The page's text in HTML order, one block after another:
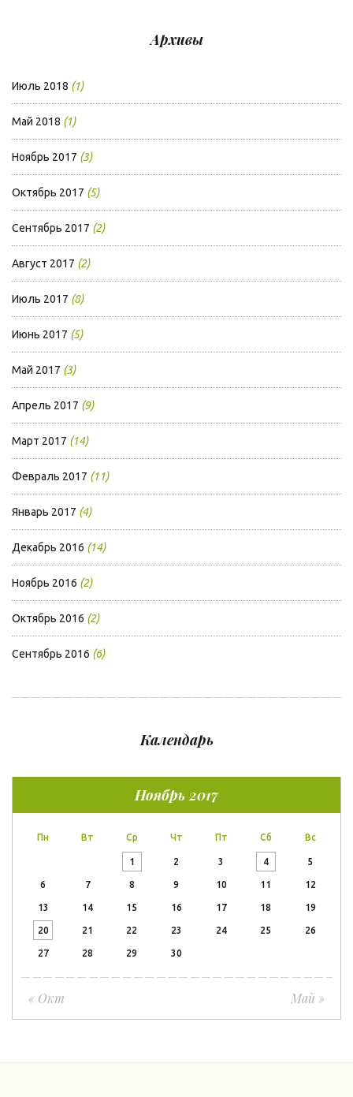
Архивы
Июль 2018 (1)
Май 2018 (1)
Ноябрь 2017 (3)
Октябрь 2017 (5)
Сентябрь 2017 (2)
Август 2017 (2)
Июль 2017 (8)
Июнь 2017 (5)
Май 2017 (3)
Апрель 2017 (9)
Март 2017 (14)
Февраль 2017 (11)
Январь 2017 (4)
Декабрь 2016 (14)
Ноябрь 2016 (2)
Октябрь 2016 (2)
Сентябрь 2016 (6)
Календарь
Ноябрь 2017
Пн Вт Ср Чт Пт Сб Вс
« Окт Май »
1 2 3 4 5
6 7 8 9 10 11 12
13 14 15 16 17 18 19
20 21 22 23 24 25 26
27 28 29 30